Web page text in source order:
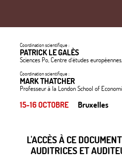
Coordination scientifique :
PATRICK LE GALÈS
Sciences Po, Centre d’études
Coordination scientifique :
MARK THATCHER
Professeur à la London School of
15-16 OCTOBRE Bruxelles
L'ACCÈS À CE
AUDITRICES ET